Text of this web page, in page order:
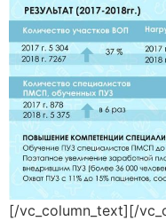
[/vc_column_text][/